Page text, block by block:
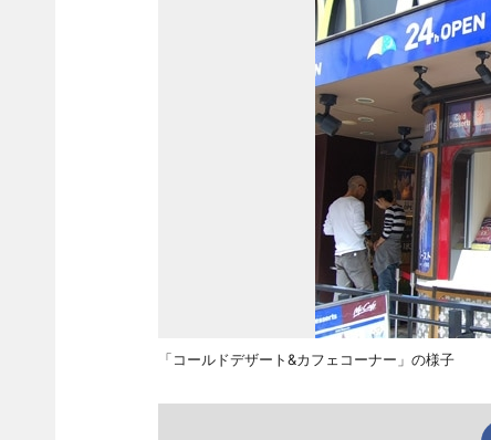
「コールドデザート&カフェコーナー」の様子